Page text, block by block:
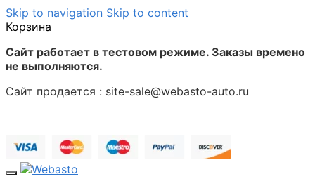
Skip to navigation Skip to content
Корзина
Сайт работает в тестовом режиме. Заказы времено
не выполняются.
Сайт продается : site-sale@webasto-auto.ru